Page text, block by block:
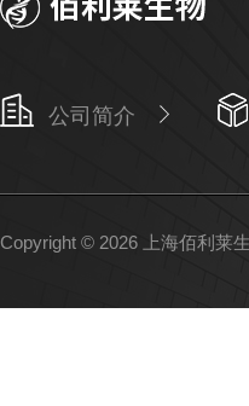
公司简介
Copyright © 2026 上海佰利莱